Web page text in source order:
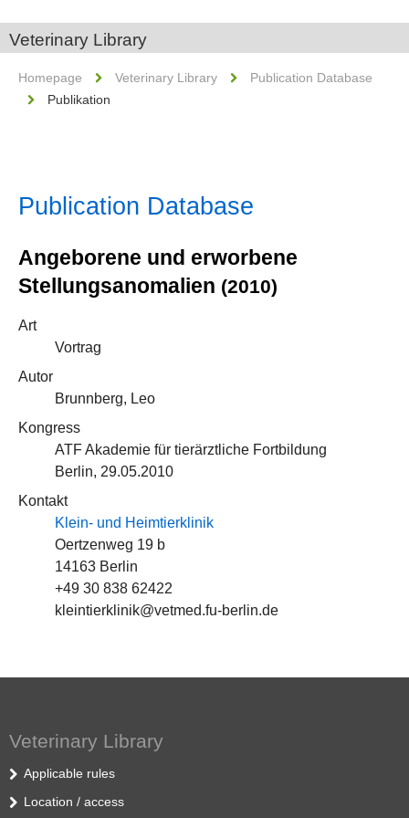
Veterinary Library
Homepage Veterinary Library
Publication Database
Publikation
Publication Database
Angeborene und erworbene
Stellungsanomalien (2010)
Art
Vortrag
Autor
Brunnberg, Leo
Kongress
ATF Akademie für tierärztliche Fortbildung
Berlin, 29.05.2010
Kontakt
Klein- und Heimtierklinik
Oertzenweg 19 b
14163 Berlin
+49 30 838 62422
kleintierklinik@vetmed.fu-berlin.de
Veterinary Library
Applicable rules
Location / access